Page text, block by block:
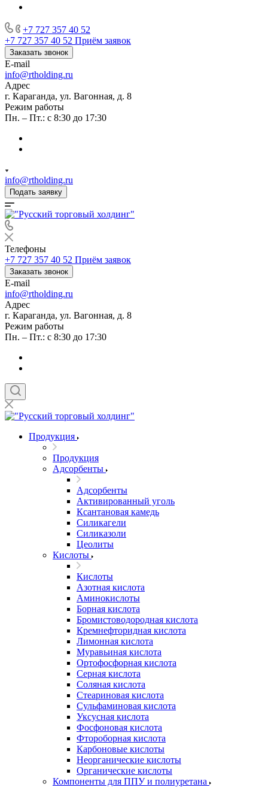
+7 727 357 40 52
+7 727 357 40 52 Приём заявок
Заказать звонок
E-mail
info@rtholding.ru
Адрес
г. Караганда, ул. Вагонная, д. 8
Режим работы
Пн. – Пт.: с 8:30 до 17:30
info@rtholding.ru
Подать заявку
Телефоны
+7 727 357 40 52 Приём заявок
Заказать звонок
E-mail
info@rtholding.ru
Адрес
г. Караганда, ул. Вагонная, д. 8
Режим работы
Пн. – Пт.: с 8:30 до 17:30
Продукция
Продукция
Адсорбенты
Адсорбенты
Активированный уголь
Ксантановая камедь
Силикагели
Силиказоли
Цеолиты
Кислоты
Кислоты
Азотная кислота
Аминокислоты
Борная кислота
Бромистоводородная кислота
Кремнефторидная кислота
Лимонная кислота
Муравьиная кислота
Ортофосфорная кислота
Серная кислота
Соляная кислота
Стеариновая кислота
Сульфаминовая кислота
Уксусная кислота
Фосфоновая кислота
Фтороборная кислота
Карбоновые кислоты
Неорганические кислоты
Органические кислоты
Компоненты для ППУ и полиуретана